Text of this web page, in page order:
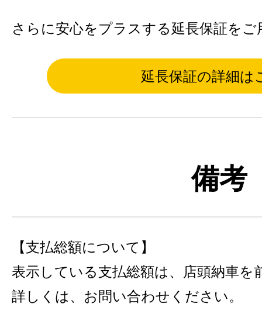
さらに安心をプラスする延長保証を
延長保証の詳細は
備考
【支払総額について】
表示している支払総額は、店頭納車を
詳しくは、お問い合わせください。